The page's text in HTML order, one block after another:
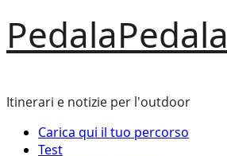
PedalaPedala
Itinerari e notizie per l'outdoor
Menu
principale
Carica qui il tuo percorso
Test